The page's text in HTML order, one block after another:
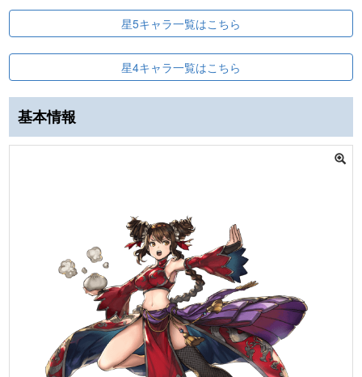
星5キャラ一覧はこちら
星4キャラ一覧はこちら
基本情報